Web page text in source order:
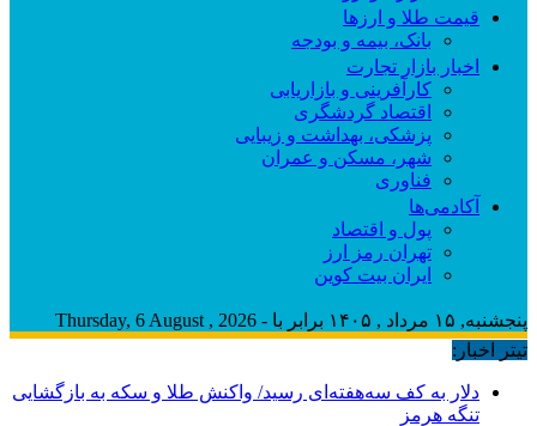
قیمت طلا و ارزها
بانک، بیمه و بودجه
اخبار بازار تجارت
کارآفرینی و بازاریابی
اقتصاد گردشگری
پزشکی، بهداشت و زیبایی
شهر، مسکن و عمران
فناوری
آکادمی‌ها
پول و اقتصاد
تهران رمز ارز
ایران بیت کوین
پنجشنبه, ۱۵ مرداد , ۱۴۰۵ برابر با - Thursday, 6 August , 2026
تیتر اخبار:
دلار به کف سه‌هفته‌ای رسید/ واکنش طلا و سکه به بازگشایی
تنگه هرمز